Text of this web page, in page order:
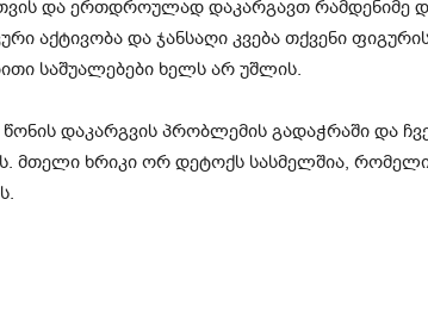
და ერთდროულად დაკარგავთ რამდენიმე
აქტივობა და ჯანსაღი კვება თქვენი
საშუალებები ხელს არ უშლის.
დაკარგვის პრობლემის გადაჭრაში და
მთელი ხრიკი ორ დეტოქს სასმელშია,